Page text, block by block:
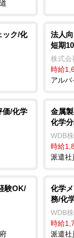
ック/化
法人
短期
株式会
時給
アル
価/化学
金属
化学
WDB
時給
派遣社
験OK/
化学
務/化
WDB
時給
派遣社